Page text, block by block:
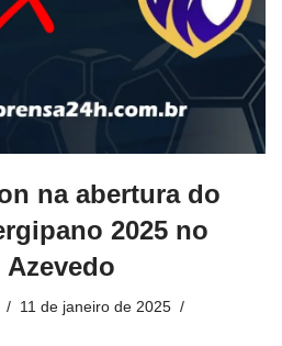
na abertura do
2025 no
11 de janeiro de 2025